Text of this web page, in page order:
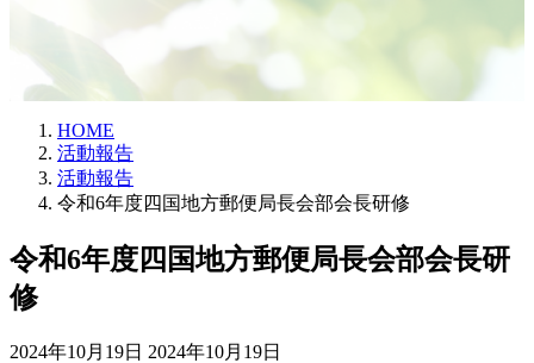
HOME
活動報告
活動報告
令和6年度四国地方郵便局長会部会長研修
令和6年度四国地方郵便局長会部会長研
修
2024年10月19日 最
2024年10月19日